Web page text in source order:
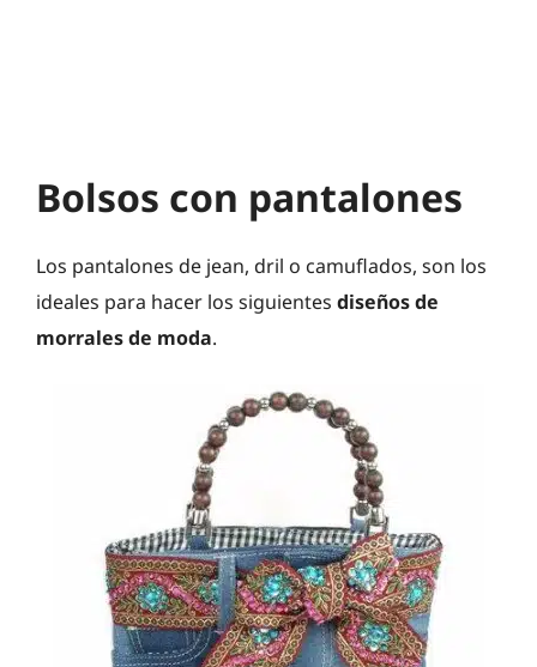
Bolsos con pantalones
Los pantalones de jean, dril o camuflados, son los
ideales para hacer los siguientes diseños de
morrales de moda.